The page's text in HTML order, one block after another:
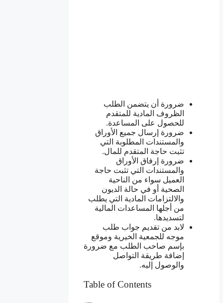
ضرورة أن يتضمن الطلب
الظروف المادية للمتقدم
للحصول على المساعدة.
ضرورة إرسال جميع الأوراق
والمستندات المطلوبة التي
تثبت حاجة المتقدم للمال.
ضرورة إرفاق الأوراق
والمستندات التي تثبت حاجة
العميل سواء من الناحية
الصحية أو في حالة الديون
والالتزامات المادية التي يطلب
من أجلها المساعدات المالية
لتسديدها.
لابد من تقديم جواب طلب
موجه للجمعية الخيرية وموقع
بإسم صاحب الطلب مع ضرورة
إضافة طريقة التواصل
والوصول إليه.
Table of Contents